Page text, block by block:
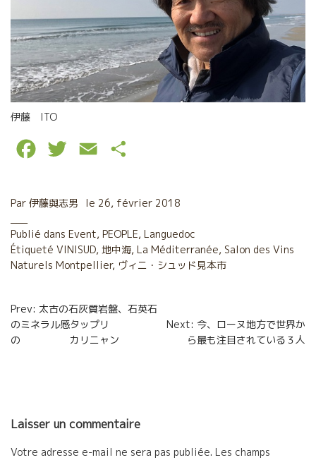
伊藤 ITO
c
b
o
k
i
t
r
a
l
r
a
e
Par 伊藤與志男 le 26, février 2018
Publié dans Event, PEOPLE, Languedoc
Étiqueté VINISUD, 地中海, La Méditerranée, Salon des Vins
Naturels Montpellier, ヴィニ・シュッド見本市
Navigation
de
Prev: 太古の石灰質岩盤、石英石
のミネラル感タップリ
の カリニャン
Next: 今、ローヌ地方で世界か
ら最も注目されている３人
Laisser un commentaire
Votre adresse e-mail ne sera pas publiée. Les champs